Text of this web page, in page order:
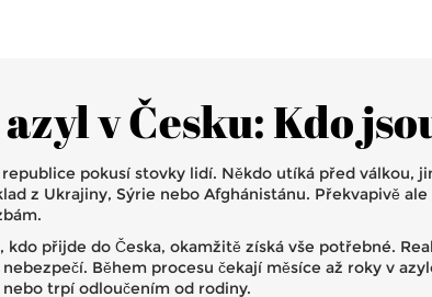
v Česku: Kdo
republice pokusí stovky lidí. Někdo utíká před
z Ukrajiny, Sýrie nebo Afghánistánu. Překvapivě
kdo přijde do Česka, okamžitě získá vše potřebné.
Během procesu čekají měsíce až roky v
trpí odloučením od rodiny.